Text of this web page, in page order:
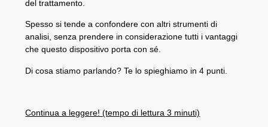
del trattamento.
Spesso si tende a confondere con altri strumenti di
analisi, senza prendere in considerazione tutti i vantaggi
che questo dispositivo porta con sé.
Di cosa stiamo parlando? Te lo spieghiamo in 4 punti.
Continua a leggere! (tempo di lettura 3 minuti)